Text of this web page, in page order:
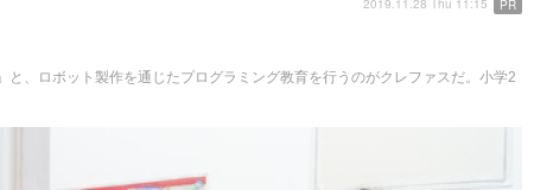
、ロボット製作を通じたプログラミング教育を行うのがクレファスだ。小学2
2019.11.28 Thu 11:15 PR